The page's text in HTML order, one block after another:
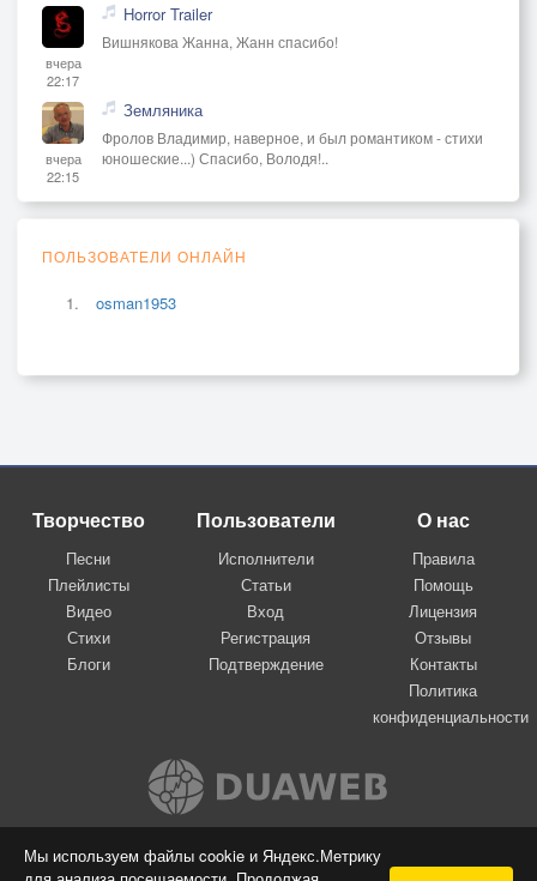
Мы используем файлы cookie и Яндекс.Метрику
вчера
22:17
Horror Trailer
Вишнякова Жанна, Жанн спасибо!
вчера
22:15
Земляника
Фролов Владимир, наверное, и был романтиком - стихи
юношеские...) Спасибо, Володя!..
ПОЛЬЗОВАТЕЛИ ОНЛАЙН
osman1953
Творчество
Песни
Плейлисты
Видео
Стихи
Блоги
Пользователи
Исполнители
Статьи
Вход
Регистрация
Подтверждение
О нас
Правила
Помощь
Лицензия
Отзывы
Контакты
Политика
конфиденциальности
Вконтакте